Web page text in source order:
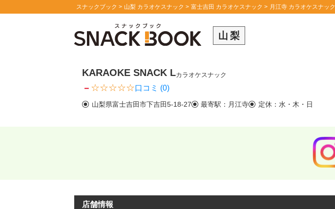
スナックブック 山梨 カラオケスナック 富士吉田 カラオケスナック 月江寺 カラオケスナック
山梨
KARAOKE SNACK Lカラオケスナック
－ 口コミ (0)
山梨県富士吉田市下吉田5-18-27 最寄駅：月江寺 定休：水・木・日
店舗情報